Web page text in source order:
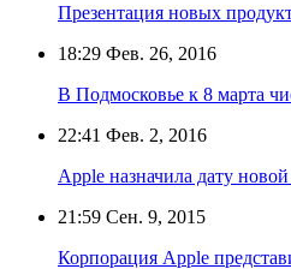
Презентация новых
18:29 Фев. 26, 2016
В Подмосковье к 8 марта
22:41 Фев. 2, 2016
Apple назначила дату
21:59 Сен. 9, 2015
Корпорация Apple